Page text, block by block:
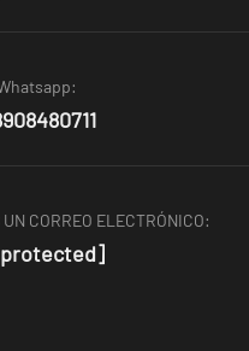
CORREO ELECTRÓNICO: